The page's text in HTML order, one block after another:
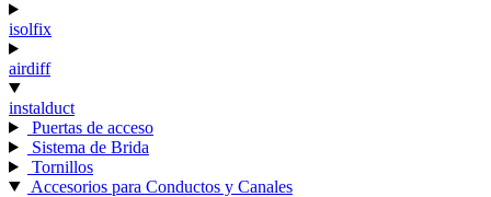
isolfix
airdiff
instalduct
Puertas de acceso
Sistema de Brida
Tornillos
Accesorios para Conductos y Canales